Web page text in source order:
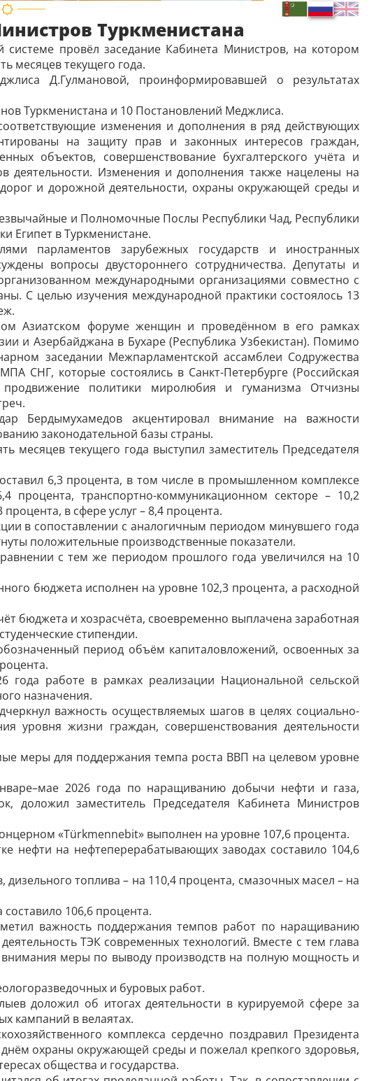
Туркменистана
провёл заседание Кабинета Министров, на котором
месяцев текущего года.
Д.Гулмановой, проинформировавшей о результатах
Туркменистана и 10 Постановлений Меджлиса.
изменения и дополнения в ряд действующих
на защиту прав и законных интересов граждан,
объектов, совершенствование бухгалтерского учёта и
деятельности. Изменения и дополнения также нацелены на
и дорожной деятельности, охраны окружающей среды и
и Полномочные Послы Республики Чад, Республики
Египет в Туркменистане.
парламентов зарубежных государств и иностранных
вопросы двустороннего сотрудничества. Депутаты и
международными организациями совместно с
С целью изучения международной практики состоялось 13
Азиатском форуме женщин и проведённом в его рамках
и Азербайджана в Бухаре (Республика Узбекистан). Помимо
заседании Межпарламентской ассамблеи Содружества
СНГ, которые состоялись в Санкт-Петербурге (Российская
политики миролюбия и гуманизма Отчизны
Бердымухамедов акцентировал внимание на важности
законодательной базы страны.
месяцев текущего года выступил заместитель Председателя
6,3 процента, в том числе в промышленном комплексе
процента, транспортно-коммуникационном секторе – 10,2
в сфере услуг – 8,4 процента.
в сопоставлении с аналогичным периодом минувшего года
положительные производственные показатели.
с тем же периодом прошлого года увеличился на 10
бюджета исполнен на уровне 102,3 процента, а расходной
бюджета и хозрасчёта, своевременно выплачена заработная
стипендии.
период объём капиталовложений, освоенных за
работе в рамках реализации Национальной сельской
назначения.
важность осуществляемых шагов в целях социально-
уровня жизни граждан, совершенствования деятельности
меры для поддержания темпа роста ВВП на целевом уровне
2026 года по наращиванию добычи нефти и газа,
заместитель Председателя Кабинета Министров
«Türkmennebit» выполнен на уровне 107,6 процента.
нефти на нефтеперерабатывающих заводах составило 104,6
топлива – на 110,4 процента, смазочных масел – на
106,6 процента.
важность поддержания темпов работ по наращиванию
ТЭК современных технологий. Вместе с тем глава
внимания меры по выводу производств на полную мощность и
и буровых работ.
доложил об итогах деятельности в курируемой сфере за
кампаний в велаятах.
комплекса сердечно поздравил Президента
охраны окружающей среды и пожелал крепкого здоровья,
общества и государства.